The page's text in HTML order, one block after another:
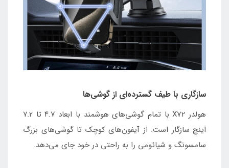
سازگاری با طیف گسترده‌ای از گوشی‌ها
هولدر X72 با تمام گوشی‌های هوشمند با ابعاد ۴.۷ تا ۷.۲
اینچ سازگار است. از آیفون‌های کوچک تا گوشی‌های بزرگ
سامسونگ و شیائومی را به راحتی در خود جای می‌دهد.